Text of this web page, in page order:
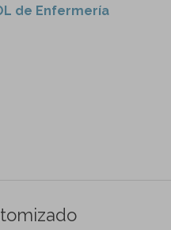
de Enfermería